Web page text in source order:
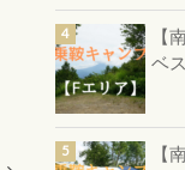
【
ベ
【